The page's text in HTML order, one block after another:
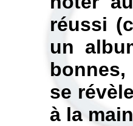
réussi
un
se
à la